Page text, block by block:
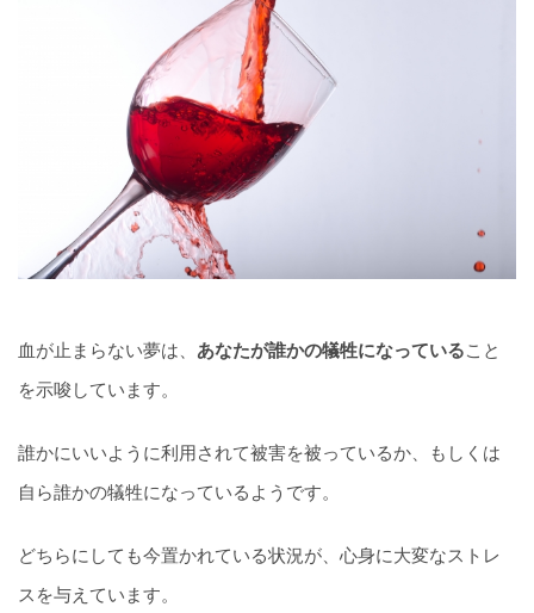
血が止まらない夢は、 あなたが誰かの犠牲になっていること
を示唆しています。
誰かにいいように利用されて被害を被っているか、もしくは
自ら誰かの犠牲になっているようです。
どちらにしても今置かれている状況が、心身に大変なストレ
スを与えています。